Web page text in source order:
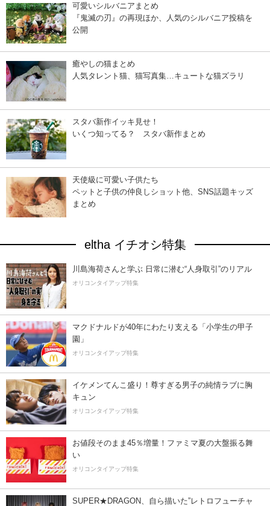
可愛いシルバニアまとめ
『鬼滅の刃』の再現ほか、人気のシルバニア投稿を
公開
癒やしの猫まとめ
人気タレント猫、猫写真集…キュートな猫ズラリ
スタバ新作イッキ見せ！
いくつ知ってる？ スタバ新作まとめ
天使級に可愛い子供たち
ペットと子供の仲良しショット他、SNS話題キッズ
まとめ
eltha イチオシ特集
川島海荷さんと学ぶ 日常に潜む“人身取引”のリアル
オリコンタイアップ特集
マクドナルドが40年にわたり支える「小学生の甲子
園」
オリコンタイアップ特集
イケメンてんこ盛り！尊すぎる男子の純情ラブに胸
キュン
オリコンタイアップ特集
お値段そのまま45％増量！ファミマ夏の大盤振る舞
い
オリコンタイアップ特集
SUPER★DRAGON、自ら描いた”レトロフューチャ